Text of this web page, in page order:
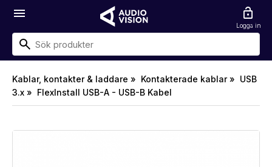
menu lock_open
Logga in
Kablar, kontakter & laddare » Kontakterade kablar » USB
3.x » FlexInstall USB-A - USB-B Kabel